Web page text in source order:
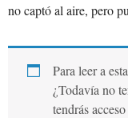
no captó al aire, pero
Para leer a
¿Todavía no
tendrás